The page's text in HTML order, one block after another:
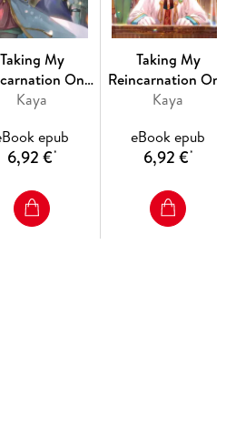
Taking My
One
at a Time: No
Be Monsters!
Volume 8
Kaya
epub
6,92 €*
Taking My
Reincarnation
Step at a Time: No
Would Be
Volume 5
Kaya
eBook epub
6,92 €*